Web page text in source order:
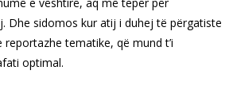
e vështirë, aq më tepër për
Dhe sidomos kur atij i duhej të përgatiste
tematike, që mund t’i
optimal.